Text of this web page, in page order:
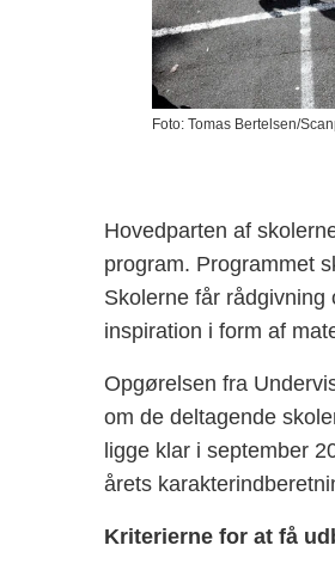
Foto: Tomas Bertelsen/
Hovedparten af
program. Programmet
Skolerne får
inspiration i form af
Opgørelsen fra
om de deltagende
ligge klar i september
årets
Kriterierne for at få